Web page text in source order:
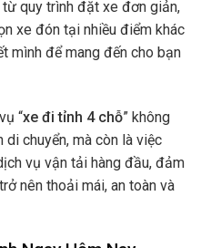
quy trình đặt xe đơn giản,
xe đón tại nhiều điểm khác
mình để mang đến cho bạn
“xe đi tỉnh 4 chỗ” không
chuyển, mà còn là việc
vụ vận tải hàng đầu, đảm
nên thoải mái, an toàn và